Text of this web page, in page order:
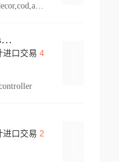
vehicle,pl 2,arts,home decor,cod,amusement ride,sea
Duetto Intergrgrated Systems Inc.
进口交易 4
进口交易 2